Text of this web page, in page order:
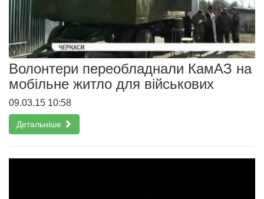
Волонтери переобладнали КамАЗ на
мобільне житло для військових
09.03.15 10:58
Детальніше